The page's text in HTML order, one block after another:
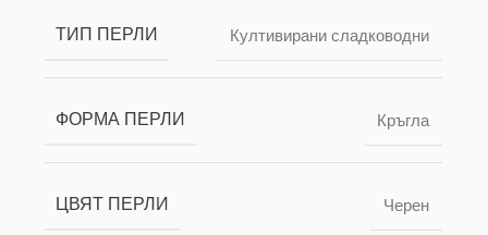
ТИП ПЕРЛИ Култивирани сладководни
ФОРМА ПЕРЛИ Кръгла
ЦВЯТ ПЕРЛИ Черен